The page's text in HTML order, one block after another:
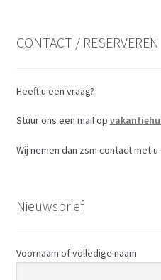
CONTACT / RESERVEREN
Heeft u een vraag?
Stuur ons een mail op
Wij nemen dan zsm contact met u
Nieuwsbrief
Voornaam of volledige naam